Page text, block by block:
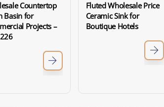
Countertop
Basin for
Projects –
Fluted Wholesale Price
Ceramic Sink for
Boutique Hotels